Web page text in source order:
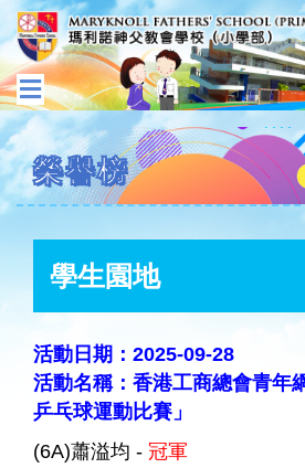
榮譽榜
學生園地
活動日期：2025-09-28
活動名稱：香港工商總會青年
乒乓球運動比賽」
(6A)蕭溢均 - 冠軍